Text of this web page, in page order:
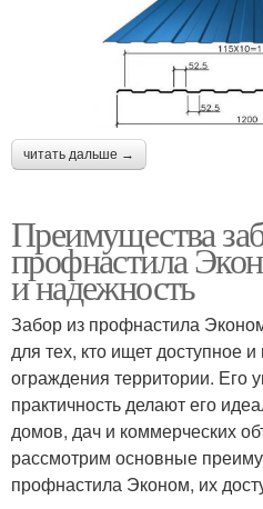
читать дальше →
Преимущества
профнастила
и надежность
Забор из профнастила
для тех, кто ищет доступное
ограждения территории. Его
практичность делают его
домов, дач и коммерческих
рассмотрим основные
профнастила Эконом, их